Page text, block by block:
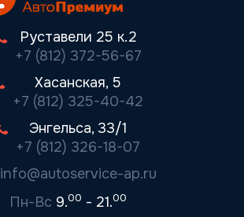
Руставели 25 к.2
+7 (812) 372-56-67
Хасанская, 5
+7 (812) 325-40-42
Энгельса, 33/1
+7 (812) 326-18-07
info@autoservice-ap.ru
Пн-Вс 9.00 - 21.00